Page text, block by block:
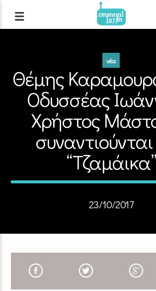
νέα
Θέμης
Οδυσσέας
Χρήστος
“Τζαμάικα”
23/10/2017